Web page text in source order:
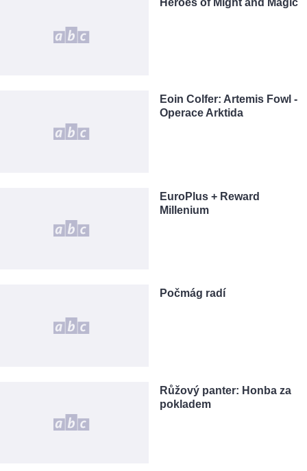
Eoin Colfer: Artemis Fowl -
Operace Arktida
EuroPlus + Reward
Millenium
Počmág radí
Růžový panter: Honba za
pokladem